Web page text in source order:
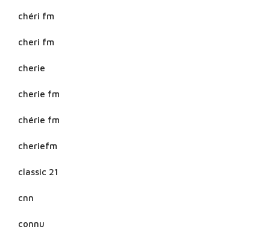
chéri fm
cheri fm
cherie
cherie fm
chérie fm
cheriefm
classic 21
cnn
connu